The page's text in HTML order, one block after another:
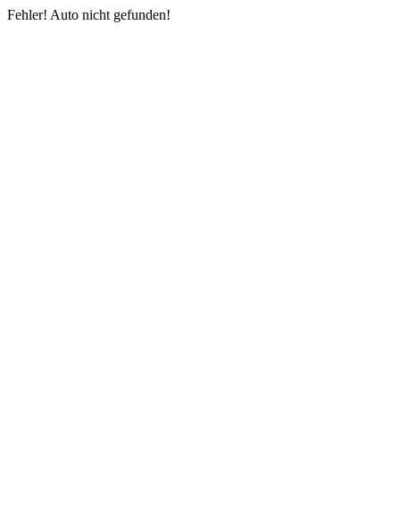
Fehler! Auto nicht gefunden!